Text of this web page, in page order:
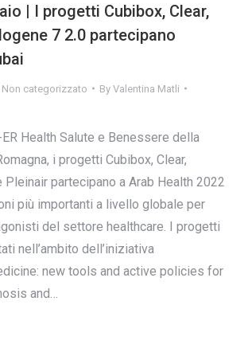
| I progetti Cubibox, Clear,
7 2.0 partecipano
Non categorizzato By Valentina Matli
Health Salute e Benessere della
i progetti Cubibox, Clear,
Pleinair partecipano a Arab Health 2022
più importanti a livello globale per
del settore healthcare. I progetti
nell’ambito dell’iniziativa
new tools and active policies for
and…